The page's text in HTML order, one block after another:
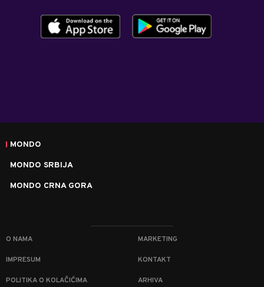
MONDO
MONDO SRBIJA
MONDO CRNA GORA
O NAMA MARKETING
IMPRESUM KONTAKT
POLITIKA O KOLAČIĆIMA ARHIVA